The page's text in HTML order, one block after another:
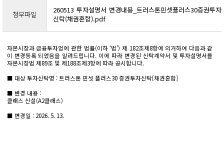
첨부파일
260513 투자설명서 변경내용_트러스톤핀셋플러스30증권투자
신탁(채권혼합).pdf
자본시장과 금융투자업에 관한 법률(이하 ‘법’) 제 182조제8항에 의거하여 다음과 같
이 변경등록 되었음을 알려드립니다. 이에 따라 변경된 신탁계약서 및 투자설명서를
자본시장법 제89조 및 제188조제3항에 따라 공시합니다.
■ 대상 투자신탁명 : 트러스톤 핀셋 플러스30 증권투자신탁[채권혼합]
■ 변경 내용 :
클래스 신설(A2클래스)
■ 변경일 : 2026. 5. 13.